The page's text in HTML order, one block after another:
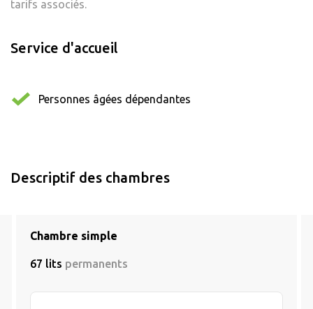
tarifs associés.
Service d'accueil
Personnes âgées dépendantes
Descriptif des chambres
Chambre simple
67 lits permanents